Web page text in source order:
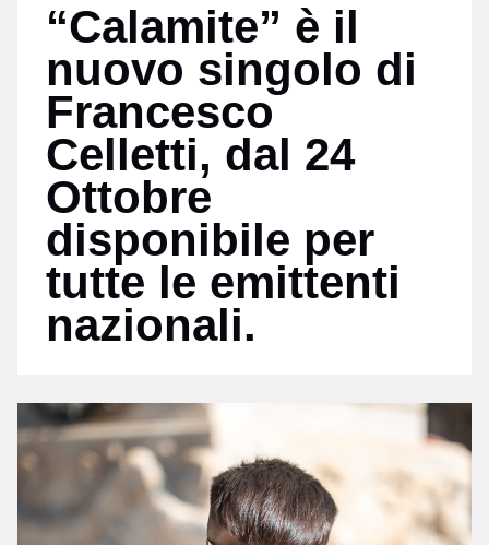
“Calamite” è il
nuovo singolo di
Francesco
Celletti, dal 24
Ottobre
disponibile per
tutte le emittenti
nazionali.